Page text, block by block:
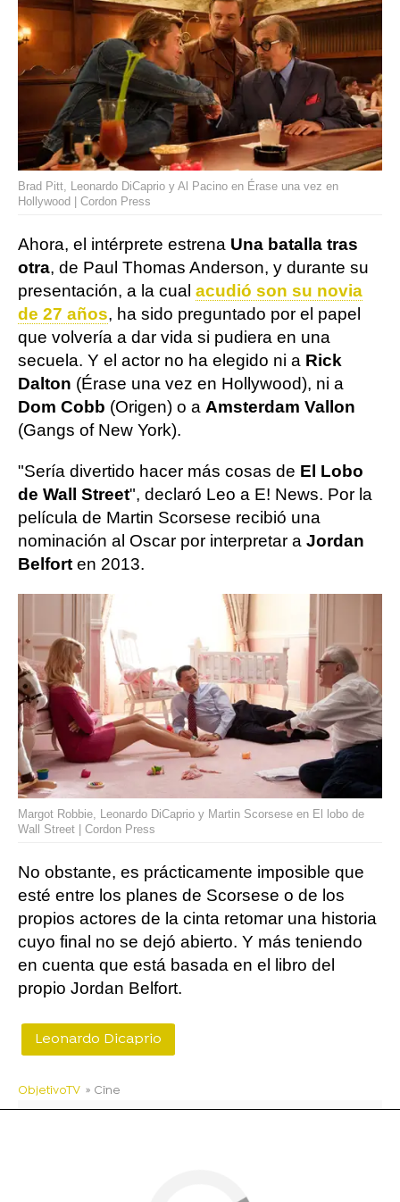
Brad Pitt, Leonardo DiCaprio y Al Pacino en Érase una vez en
Hollywood | Cordon Press
Ahora, el intérprete estrena Una batalla tras
otra, de Paul Thomas Anderson, y durante su
presentación, a la cual acudió son su novia
de 27 años, ha sido preguntado por el papel
que volvería a dar vida si pudiera en una
secuela. Y el actor no ha elegido ni a Rick
Dalton (Érase una vez en Hollywood), ni a
Dom Cobb (Origen) o a Amsterdam Vallon
(Gangs of New York).
"Sería divertido hacer más cosas de El Lobo
de Wall Street", declaró Leo a E! News. Por la
película de Martin Scorsese recibió una
nominación al Oscar por interpretar a Jordan
Belfort en 2013.
Margot Robbie, Leonardo DiCaprio y Martin Scorsese en El lobo de
Wall Street | Cordon Press
No obstante, es prácticamente imposible que
esté entre los planes de Scorsese o de los
propios actores de la cinta retomar una historia
cuyo final no se dejó abierto. Y más teniendo
en cuenta que está basada en el libro del
propio Jordan Belfort.
Leonardo Dicaprio
ObjetivoTV » Cine